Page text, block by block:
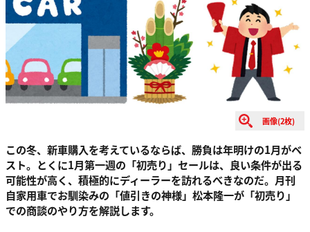
画像(2枚)
この冬、新車購入を考えているならば、勝負は年明けの1月がベ
スト。とくに1月第一週の「初売り」セールは、良い条件が出る
可能性が高く、積極的にディーラーを訪れるべきなのだ。月刊
自家用車でお馴染みの「値引きの神様」松本隆一が「初売り」
での商談のやり方を解説します。